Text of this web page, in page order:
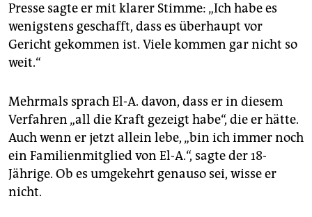
Presse sagte er mit klarer Stimme: „Ich habe es
wenigstens geschafft, dass es überhaupt vor
Gericht gekommen ist. Viele kommen gar nicht so
weit.“
Mehrmals sprach El-A. davon, dass er in diesem
Verfahren „all die Kraft gezeigt habe“, die er hätte.
Auch wenn er jetzt allein lebe, „bin ich immer noch
ein Familienmitglied von El-A.“, sagte der 18-
Jährige. Ob es umgekehrt genauso sei, wisse er
nicht.